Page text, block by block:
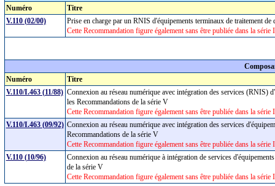
Numéro
Titre
V.110 (02/00)
Prise en charge par un RNIS d'équipements terminaux de traitement
Cette Recommandation figure également sans être publiée dans la
Numéro
Titre
V.110/I.463 (11/88) Connexion au réseau numérique avec intégration des services (RNIS)
les Recommandations de la série V
Cette Recommandation figure également sans être publiée dans la
V.110/I.463 (09/92) Connexion au réseau numérique avec intégration des services
Recommandations de la série V
Cette Recommandation figure également sans être publiée dans la
V.110 (10/96)
Connexion au réseau numérique à intégration de services
de la série V
Cette Recommandation figure également sans être publiée dans la